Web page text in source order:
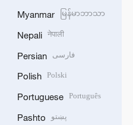
Myanmar မြန်မာဘာသာ
Nepali नेपाली
Persian فارسی
Polish Polski
Portuguese Português
Pashto پښتو